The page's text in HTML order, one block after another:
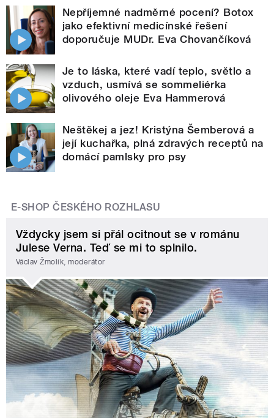
Nepříjemné nadměrné pocení? Botox
jako efektivní medicínské řešení
doporučuje MUDr. Eva Chovančíková
Je to láska, které vadí teplo, světlo a
vzduch, usmívá se sommeliérka
olivového oleje Eva Hammerová
Neštěkej a jez! Kristýna Šemberová a
její kuchařka, plná zdravých receptů na
domácí pamlsky pro psy
E-SHOP ČESKÉHO ROZHLASU
Vždycky jsem si přál ocitnout se v románu
Julese Verna. Teď se mi to splnilo.
Václav Žmolík, moderátor